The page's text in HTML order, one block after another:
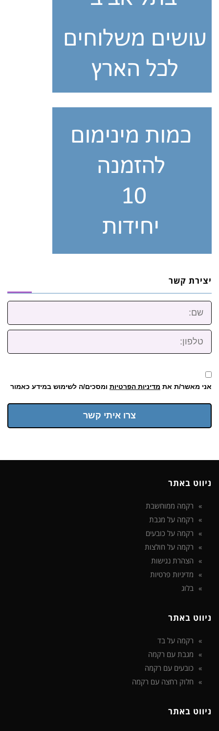
יצירת קשר
שם:
טלפון:
אני מאשר/ת את מדיניות הפרטיות ומסכים/ה לשימוש במידע כאמור
צרו איתי קשר
ניווט באתר
רקמה ממוחשבת
רקמה על מגבת
רקמה על כובעים
רקמה על חולצות
הצהרת נגישות
מדיניות פרטיות
בלוג
ניווט באתר
רקמה על בד
מגבת עם רקמה
כובעים עם רקמה
חלוק רחצה עם רקמה
ניווט באתר